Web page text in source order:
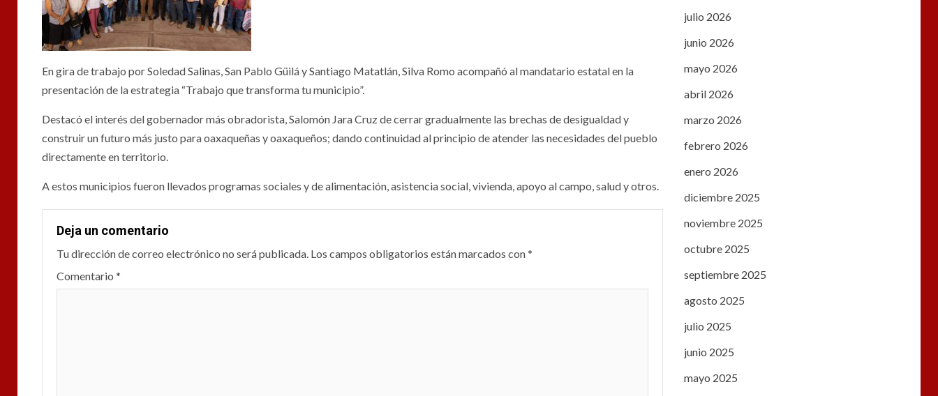
En gira de trabajo por Soledad Salinas, San Pablo Güilá y Santiago Matatlán, Silva Romo acompañó al mandatario estatal en la
presentación de la estrategia “Trabajo que transforma tu municipio”.
Destacó el interés del gobernador más obradorista, Salomón Jara Cruz de cerrar gradualmente las brechas de desigualdad y
construir un futuro más justo para oaxaqueñas y oaxaqueños; dando continuidad al principio de atender las necesidades del pueblo
directamente en territorio.
A estos municipios fueron llevados programas sociales y de alimentación, asistencia social, vivienda, apoyo al campo, salud y otros.
Deja un comentario
Tu dirección de correo electrónico no será publicada. Los campos obligatorios están marcados con*
Comentario *
julio 2026
junio 2026
mayo 2026
abril 2026
marzo 2026
febrero 2026
enero 2026
diciembre 2025
noviembre 2025
octubre 2025
septiembre 2025
agosto 2025
julio 2025
junio 2025
mayo 2025